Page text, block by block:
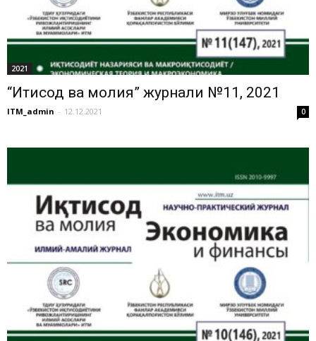
2021
“Иқтисод ва молия” журнали №11, 2021
ITM_admin - 12.12.2021 0